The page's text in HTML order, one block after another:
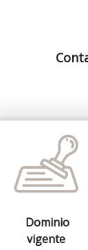
Dominio
vigente